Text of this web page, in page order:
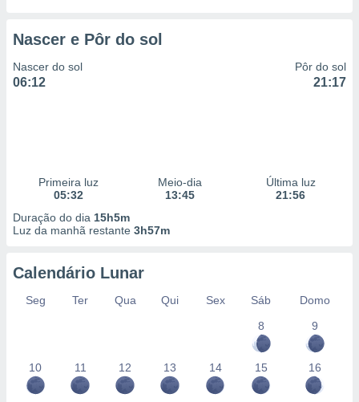
Nascer e Pôr do sol
Nascer do sol
06:12
Pôr do sol
21:17
Primeira luz
05:32
Meio-dia
13:45
Última luz
21:56
Duração do dia 15h5m
Luz da manhã restante 3h57m
Calendário Lunar
Seg Ter Qua Qui Sex Sáb
Domo
8
9
10 11 12 13 14 15 16